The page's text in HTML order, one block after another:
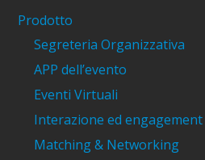
Prodotto
Segreteria Organizzativa
APP dell’evento
Eventi Virtuali
Interazione ed engagement
Matching & Networking